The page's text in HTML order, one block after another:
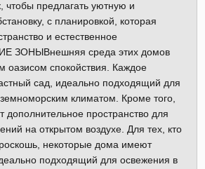
чтобы предлагать уютную и
с планировкой, которая
и естественное
ЗОНЫВнешняя среда этих домов
оазисом спокойствия. Каждое
сад, идеально подходящий для
климатом. Кроме того,
дополнительное пространство для
на открытом воздухе. Для тех, кто
некоторые дома имеют
подходящий для освежения в